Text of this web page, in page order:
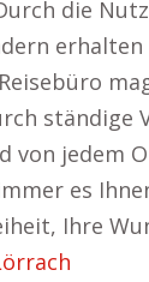
die
erhalten
ständige
von jedem
es
Ihre